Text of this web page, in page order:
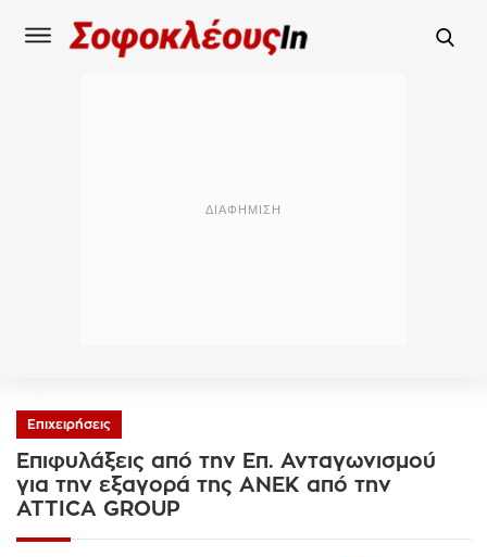
Επιχειρήσεις
Επιφυλάξεις από την Επ. Ανταγωνισμού
για την εξαγορά της ΑΝΕΚ από την
ATTICA GROUP